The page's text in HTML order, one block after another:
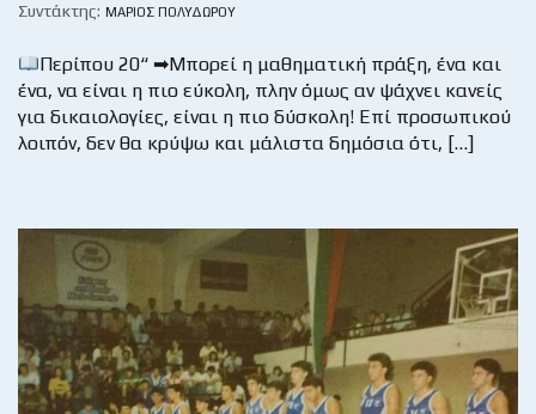
Συντάκτης: ΜΆΡΙΟΣ ΠΟΛΥΔΏΡΟΥ
Περίπου 20“ ➡Μπορεί η μαθηματική πράξη, ένα και
ένα, να είναι η πιο εύκολη, πλην όμως αν ψάχνει κανείς
για δικαιολογίες, είναι η πιο δύσκολη! Επί προσωπικού
λοιπόν, δεν θα κρύψω και μάλιστα δημόσια ότι, […]